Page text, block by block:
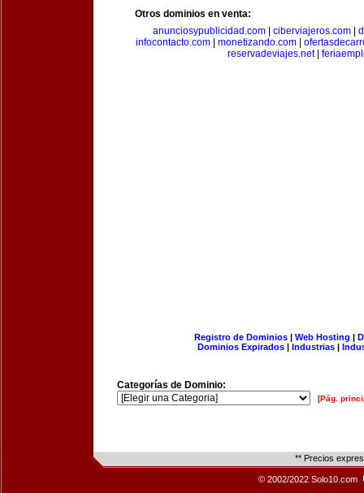
Otros dominios en venta:
anunciosypublicidad.com| ciberviajeros.com|
infocontacto.com
monetizando.com
reservadeviajes.net|
Registro de Dominios| Web Hosting |
Dominios Expirados | Industrias |
Categorías de Dominio:
[Pág.
** Precios
© 2002/2022 Solo10.com